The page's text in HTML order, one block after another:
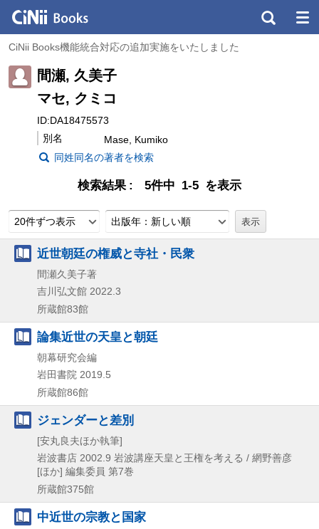
CiNii Books機能統合対応の追加実施をいたしました
間瀬, 久美子
マセ, クミコ
ID:DA18475573
別名
Mase, Kumiko
同姓同名の著者を検索
検索結果 5件中 1-5 を表示
20件ずつ表示 出版年：新しい順
近世朝廷の権威と寺社・民衆
間瀬久美子著
吉川弘文館 2022.3
所蔵館83館
論集近世の天皇と朝廷
朝幕研究会編
岩田書院 2019.5
所蔵館86館
ジェンダーと差別
[安丸良夫ほか執筆]
岩波書店 2002.9 岩波講座天皇と王権を考える / 網野善彦
[ほか] 編集委員 第7巻
所蔵館375館
中近世の宗教と国家